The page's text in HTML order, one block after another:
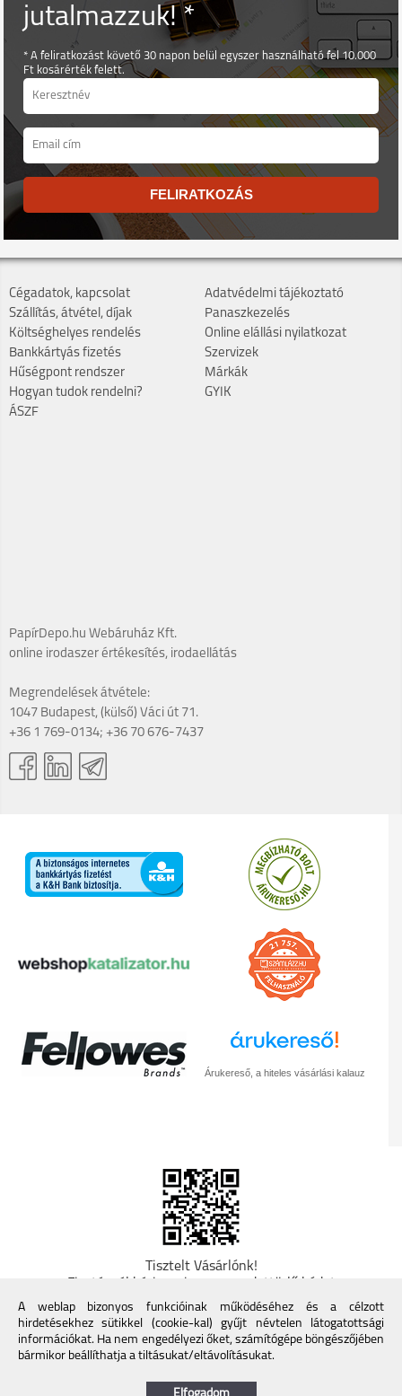
jutalmazzuk! *
* A feliratkozást követő 30 napon belül egyszer használható fel 10.000
Ft kosárérték felett.
FELIRATKOZÁS
Cégadatok, kapcsolat
Szállítás, átvétel, díjak
Költséghelyes rendelés
Bankkártyás fizetés
Hűségpont rendszer
Hogyan tudok rendelni?
ÁSZF
Adatvédelmi tájékoztató
Panaszkezelés
Online elállási nyilatkozat
Szervizek
Márkák
GYIK
PapírDepo.hu Webáruház Kft.
online irodaszer értékesítés, irodaellátás
Megrendelések átvétele:
1047 Budapest, (külső) Váci út 71.
+36 1 769-0134; +36 70 676-7437
Árukereső, a hiteles vásárlási kalauz
Tisztelt Vásárlónk!
Fizetésnél kérje az ingyenes adattörlő kódot
adatainak biztonsága érdekében! A Kormány
döntése alapján a kereskedő minden tartós
adathordozó termék vásárlásakor köteles ingyenes
adattörlő kódot biztosítani. További információk a
https://nmhh.hu/veglegestorles
A weblap bizonyos funkcióinak működéséhez és a célzott
hirdetésekhez sütikkel (cookie-kal) gyűjt névtelen látogatottsági
információkat. Ha nem engedélyezi őket, számítógépe böngészőjében
bármikor beállíthatja a tiltásukat/eltávolításukat.